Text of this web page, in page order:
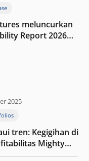
meluncurkan
Report 2026
kedisiplinan”
2025
tren: Kegigihan di
Mighty